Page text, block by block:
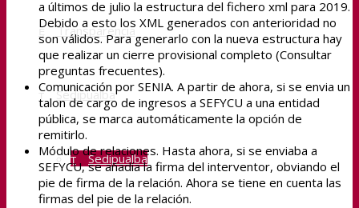
Transparencia
Sedipualba
Sedipualba
a últimos de julio la estructura del fichero xml para 2019.
Debido a esto los XML generados con anterioridad no
son válidos. Para generarlo con la nueva estructura hay
que realizar un cierre provisional completo (Consultar
preguntas frecuentes).
Comunicación por SENIA. A partir de ahora, si se envia un
talon de cargo de ingresos a SEFYCU a una entidad
pública, se marca automáticamente la opción de
remitirlo.
Módulo de relaciones. Hasta ahora, si se enviaba a
SEFYCU, se añadía la firma del interventor, obviando el
pie de firma de la relación. Ahora se tiene en cuenta las
firmas del pie de la relación.